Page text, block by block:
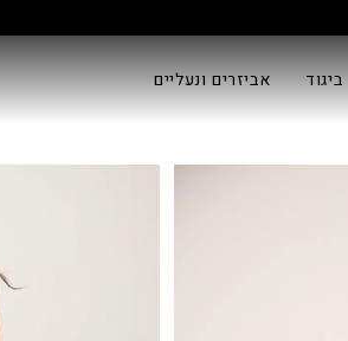
ביגוד אביזרים ונעליים